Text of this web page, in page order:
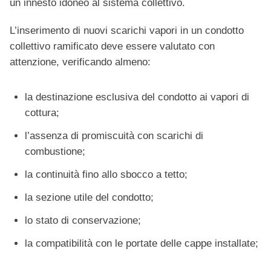
un innesto idoneo al sistema collettivo.
L’inserimento di nuovi scarichi vapori in un condotto
collettivo ramificato deve essere valutato con
attenzione, verificando almeno:
la destinazione esclusiva del condotto ai vapori di
cottura;
l’assenza di promiscuità con scarichi di
combustione;
la continuità fino allo sbocco a tetto;
la sezione utile del condotto;
lo stato di conservazione;
la compatibilità con le portate delle cappe installate;